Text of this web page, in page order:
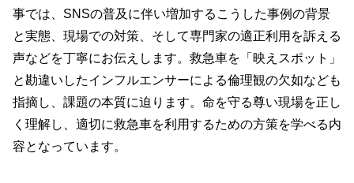
事では、SNSの普及に伴い増加するこうした事例の背景
と実態、現場での対策、そして専門家の適正利用を訴える
声などを丁寧にお伝えします。救急車を「映えスポット」
と勘違いしたインフルエンサーによる倫理観の欠如なども
指摘し、課題の本質に迫ります。命を守る尊い現場を正し
く理解し、適切に救急車を利用するための方策を学べる内
容となっています。